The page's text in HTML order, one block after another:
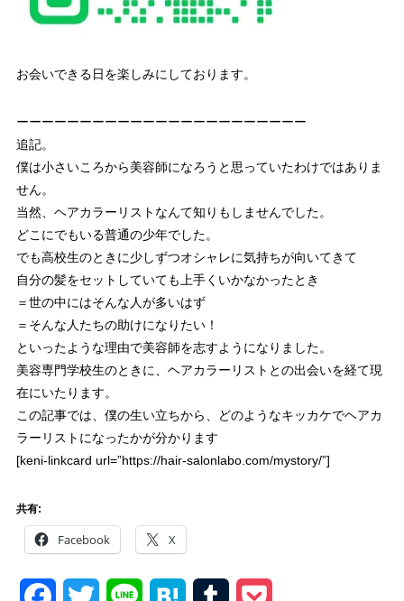
お会いできる日を楽しみにしております。
ーーーーーーーーーーーーーーーーーーーーーーー
追記。
僕は小さいころから美容師になろうと思っていたわけではありま
せん。
当然、ヘアカラーリストなんて知りもしませんでした。
どこにでもいる普通の少年でした。
でも高校生のときに少しずつオシャレに気持ちが向いてきて
自分の髪をセットしていても上手くいかなかったとき
＝世の中にはそんな人が多いはず
＝そんな人たちの助けになりたい！
といったような理由で美容師を志すようになりました。
美容専門学校生のときに、ヘアカラーリストとの出会いを経て現
在にいたります。
この記事では、僕の生い立ちから、どのようなキッカケでヘアカ
ラーリストになったかが分かります
[keni-linkcard url=”https://hair-salonlabo.com/mystory/”]
共有:
Facebook X
FacebookTwitter Line Hatena Tumblr